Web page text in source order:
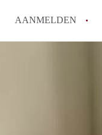
AANMELDEN